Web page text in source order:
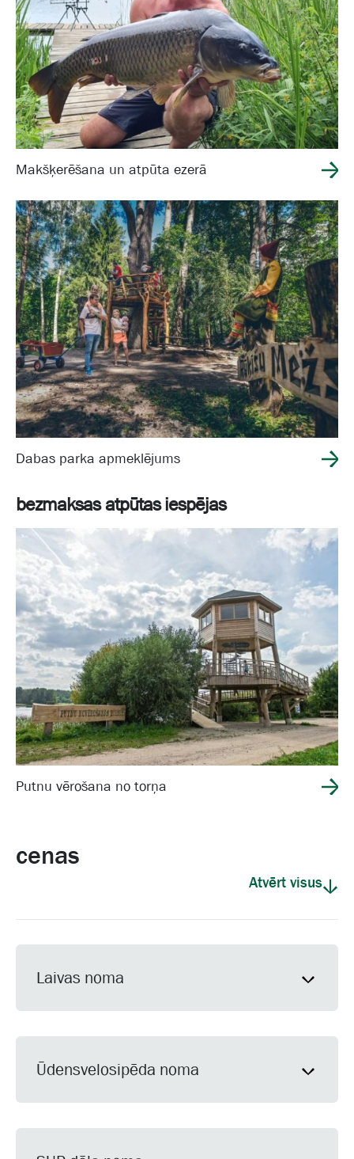
Makšķerēšana un atpūta ezerā
Dabas parka apmeklējums
bezmaksas atpūtas iespējas
Putnu vērošana no torņa
cenas
Atvērt visus
Laivas noma
Ūdensvelosipēda noma